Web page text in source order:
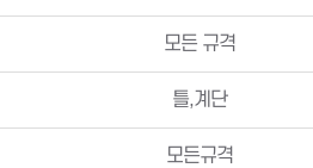
모든 규격
틀,계단
모든규격